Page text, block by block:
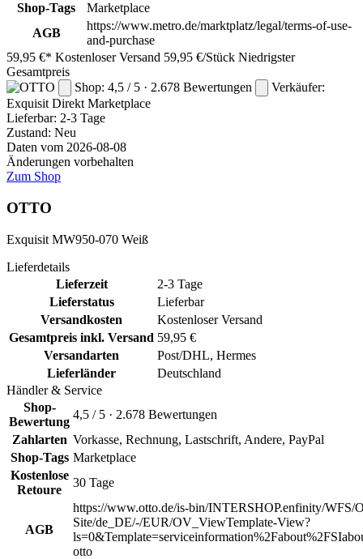
Shop-Tags
Marketplace
AGB
https://www.metro.de/marktplatz/legal/terms-of-use-
and-purchase
59,95 €* Kostenloser Versand 59,95 €/Stück Niedrigster
Gesamtpreis
Shop: 4,5 / 5 · 2.678 Bewertungen
Verkäufer:
Exquisit Direkt Marketplace
Lieferbar: 2-3 Tage
Zustand: Neu
Daten vom 2026-08-08
Änderungen vorbehalten
Zum Shop
OTTO
Exquisit MW950-070 Weiß
Lieferdetails
Lieferzeit
2-3 Tage
Lieferstatus
Lieferbar
Versandkosten
Kostenloser Versand
Gesamtpreis inkl. Versand 59,95 €
Versandarten
Post/DHL, Hermes
Lieferländer
Deutschland
Händler & Service
Shop-
Bewertung
4,5 / 5 · 2.678 Bewertungen
Zahlarten Vorkasse, Rechnung, Lastschrift, Andere, PayPal
Shop-Tags Marketplace
Kostenlose
Retoure
30 Tage
AGB
https://www.otto.de/is-bin/INTERSHOP.enfinity/WFS/
Site/de_DE/-/EUR/OV_ViewTemplate-View?
otto